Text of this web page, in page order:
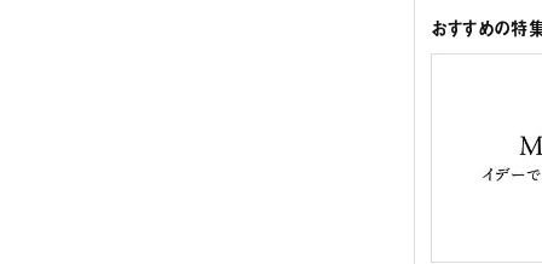
おすすめの特